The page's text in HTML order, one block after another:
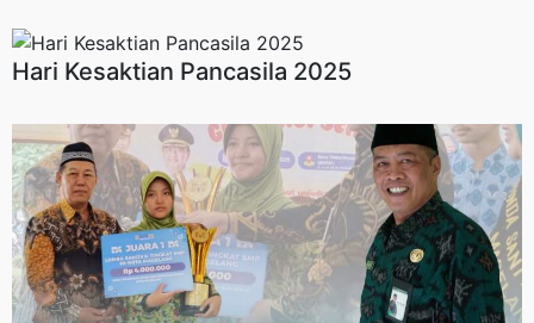
Hari Kesaktian Pancasila 2025